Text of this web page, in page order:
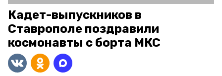
Кадет-выпускников в
Ставрополе поздравили
космонавты с борта МКС